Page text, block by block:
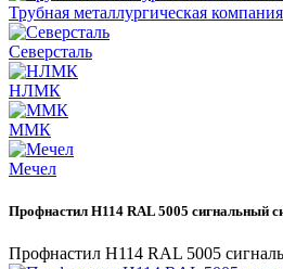
Трубная металлургическая
Северсталь
НЛМК
ММК
Мечел
Профнастил Н114 RAL 5005 сигнальный
Профнастил Н114 RAL 5005